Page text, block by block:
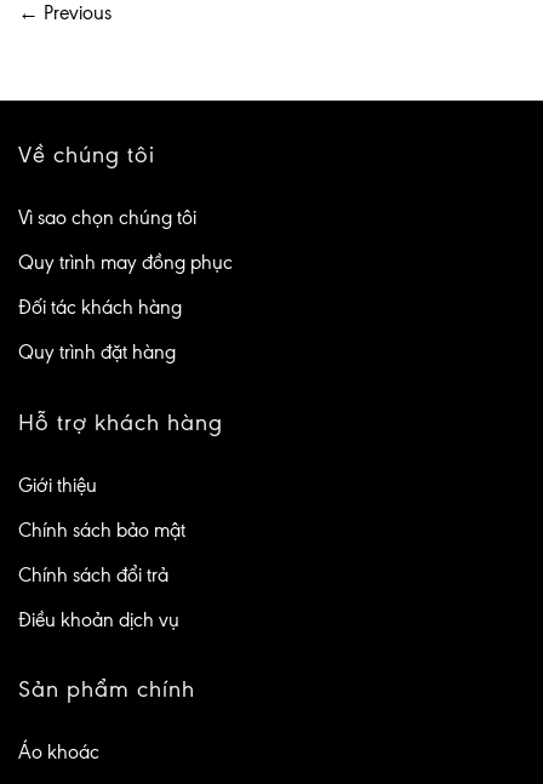
← Previous
Về chúng tôi
Vì sao chọn chúng tôi
Quy trình may đồng phục
Đối tác khách hàng
Quy trình đặt hàng
Hỗ trợ khách hàng
Giới thiệu
Chính sách bảo mật
Chính sách đổi trả
Điều khoản dịch vụ
Sản phẩm chính
Áo khoác